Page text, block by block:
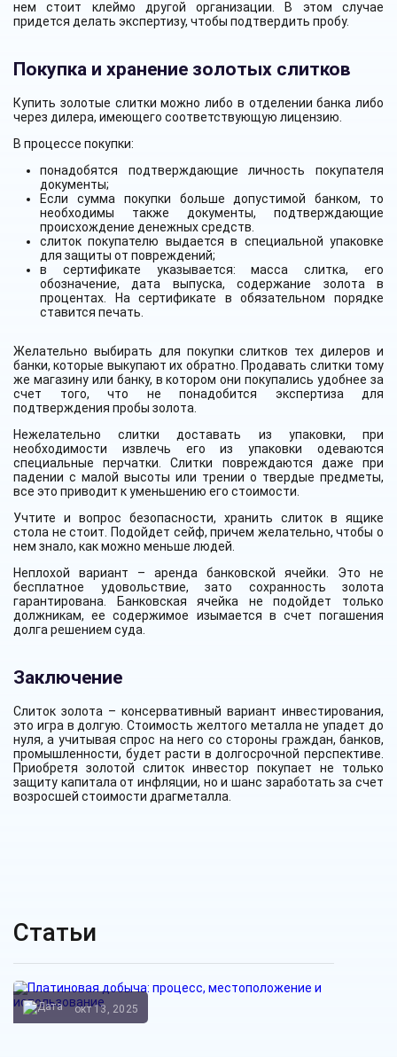
Статьи
окт 13, 2025
нем стоит клеймо другой организации. В этом случае
придется делать экспертизу, чтобы подтвердить пробу.
Покупка и хранение золотых слитков
Купить золотые слитки можно либо в отделении банка либо
через дилера, имеющего соответствующую лицензию.
В процессе покупки:
понадобятся подтверждающие личность покупателя
документы;
Если сумма покупки больше допустимой банком, то
необходимы также документы, подтверждающие
происхождение денежных средств.
слиток покупателю выдается в специальной упаковке
для защиты от повреждений;
в сертификате указывается: масса слитка, его
обозначение, дата выпуска, содержание золота в
процентах. На сертификате в обязательном порядке
ставится печать.
Желательно выбирать для покупки слитков тех дилеров и
банки, которые выкупают их обратно. Продавать слитки тому
же магазину или банку, в котором они покупались удобнее за
счет того, что не понадобится экспертиза для
подтверждения пробы золота.
Нежелательно слитки доставать из упаковки, при
необходимости извлечь его из упаковки одеваются
специальные перчатки. Слитки повреждаются даже при
падении с малой высоты или трении о твердые предметы,
все это приводит к уменьшению его стоимости.
Учтите и вопрос безопасности, хранить слиток в ящике
стола не стоит. Подойдет сейф, причем желательно, чтобы о
нем знало, как можно меньше людей.
Неплохой вариант – аренда банковской ячейки. Это не
бесплатное удовольствие, зато сохранность золота
гарантирована. Банковская ячейка не подойдет только
должникам, ее содержимое изымается в счет погашения
долга решением суда.
Заключение
Слиток золота – консервативный вариант инвестирования,
это игра в долгую. Стоимость желтого металла не упадет до
нуля, а учитывая спрос на него со стороны граждан, банков,
промышленности, будет расти в долгосрочной перспективе.
Приобретя золотой слиток инвестор покупает не только
защиту капитала от инфляции, но и шанс заработать за счет
возросшей стоимости драгметалла.